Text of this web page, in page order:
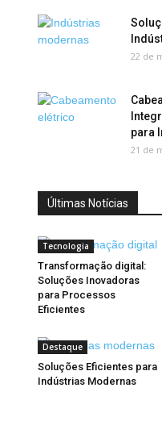
22 de
para
21 de
Últimas Notícias
Tecnologia
Transformação digital:
Soluções Inovadoras
para Processos
Eficientes
Destaque
Soluções Eficientes para
Indústrias Modernas